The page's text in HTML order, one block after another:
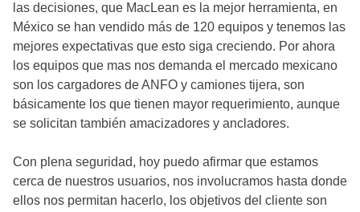
las decisiones, que MacLean es la mejor herramienta, en
México se han vendido más de 120 equipos y tenemos las
mejores expectativas que esto siga creciendo. Por ahora
los equipos que mas nos demanda el mercado mexicano
son los cargadores de ANFO y camiones tijera, son
básicamente los que tienen mayor requerimiento, aunque
se solicitan también amacizadores y ancladores.
Con plena seguridad, hoy puedo afirmar que estamos
cerca de nuestros usuarios, nos involucramos hasta donde
ellos nos permitan hacerlo, los objetivos del cliente son